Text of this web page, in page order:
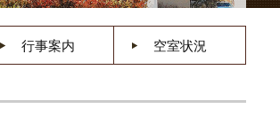
行事案内 空室状況